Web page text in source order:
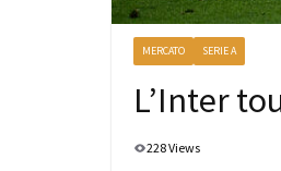
MERCATO SERIE A
L’Inter
228 Views